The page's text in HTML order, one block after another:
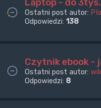
Laptop - do 3tys.
Ostatni post autor:
Odpowiedzi: 138
Czytnik ebook -
Ostatni post autor:
Odpowiedzi: 8